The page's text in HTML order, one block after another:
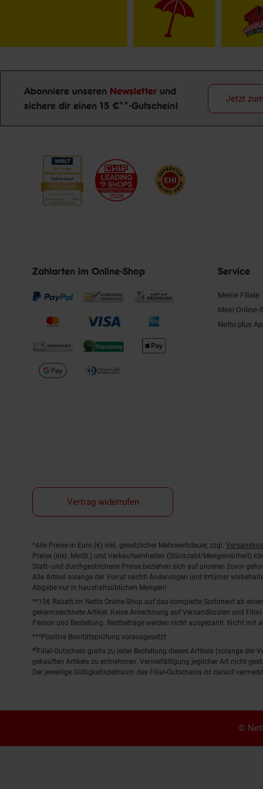
Newsletter Anmeldung
Abonniere unseren Newsletter und
sichere dir einen 15 €**-Gutschein!
Jetzt
Zahlarten im Online-Shop Service
Meine Filiale
Mein Online-
Netto plus
Vertrag widerrufen
Fußnoten
*Alle Preise in Euro (€) inkl. gesetzlicher Mehrwertsteuer, zzgl.
Preise (inkl. MwSt.) und Verkaufseinheiten (Stückzahl/Mengeneinheit)
Statt- und durchgestrichene Preise beziehen sich auf unseren zuvor
Alle Artikel solange der Vorrat reicht! Änderungen und Irrtümer
Abgabe nur in haushaltsüblichen Mengen!
**15€ Rabatt im Netto Online-Shop auf das komplette Sortiment ab
gekennzeichnete Artikel. Keine Anrechnung auf Versandkosten und
Person und Bestellung. Restbeträge werden nicht ausgezahlt. Nicht mit
***Positive Bonitätsprüfung vorausgesetzt
²⁰Filial-Gutschein gratis zu jeder Bestellung dieses Artikels (solange
gekauften Artikels zu entnehmen. Vervielfältigung jeglicher Art nicht
Der jeweilige Gültigkeitszeitraum des Filial-Gutscheins ist darauf vermerkt.
©